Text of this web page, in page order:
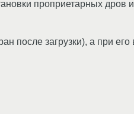
проприетарных дров
после загрузки), а при